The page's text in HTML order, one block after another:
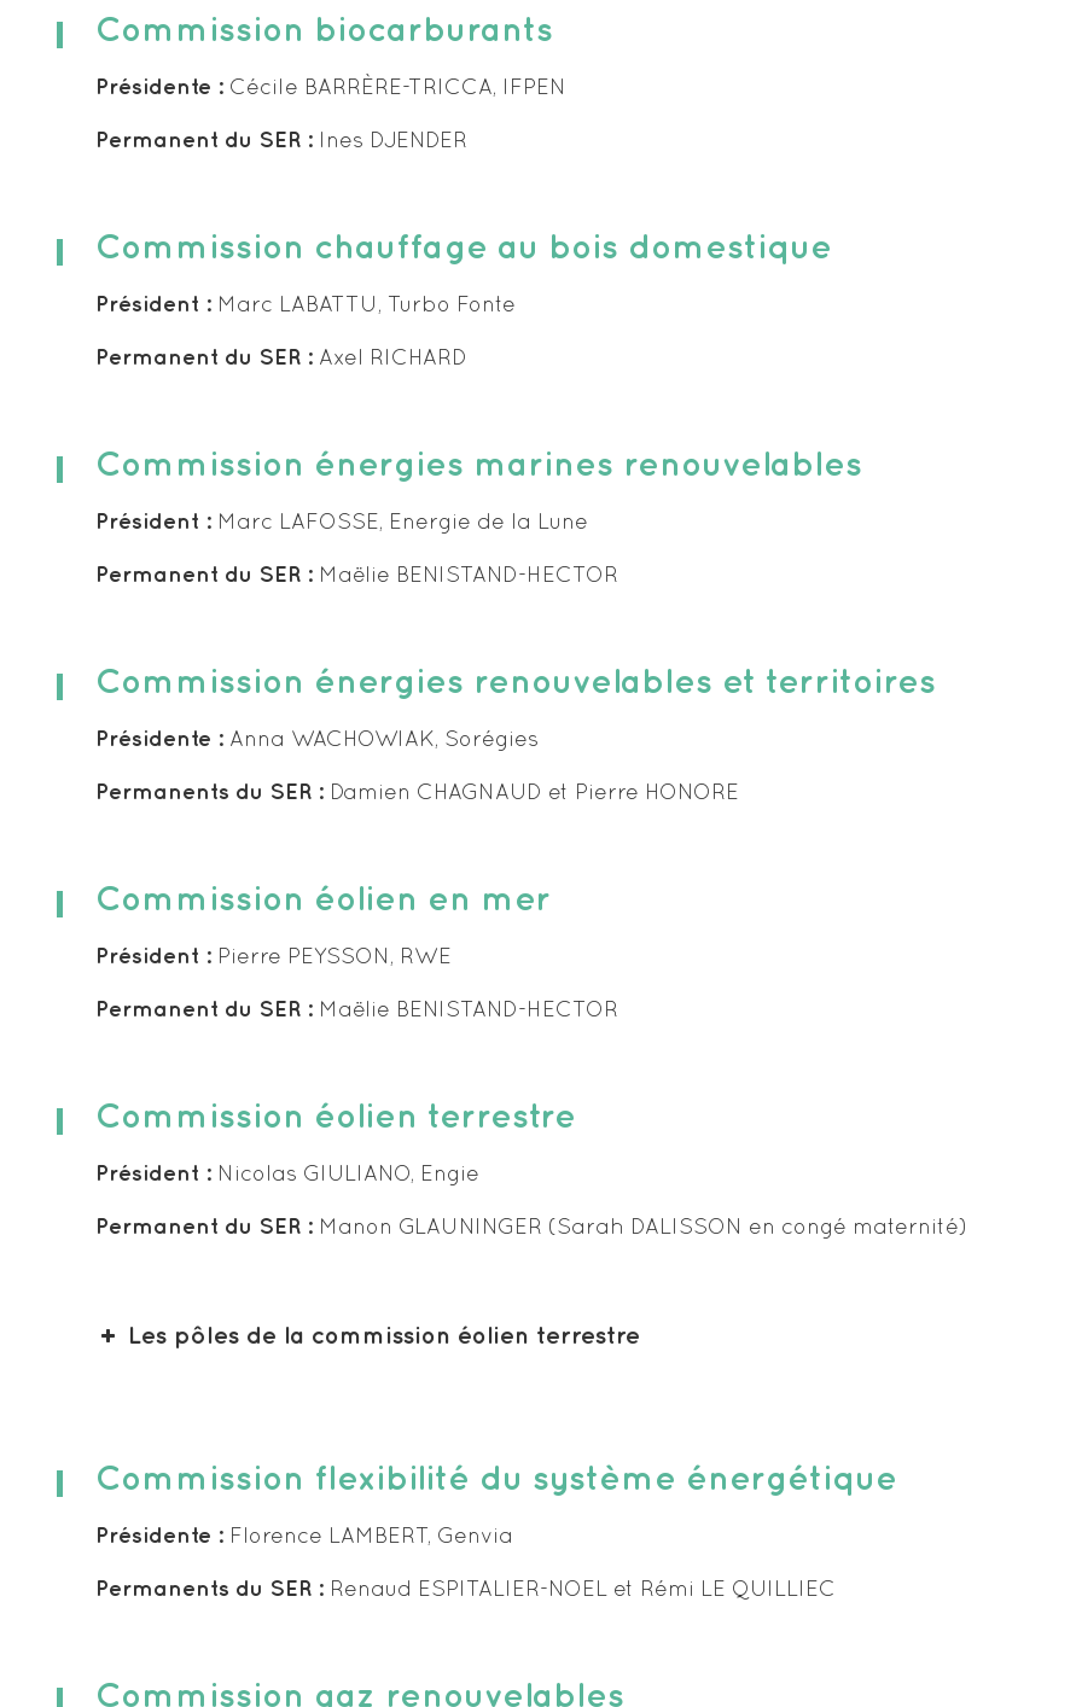
Commission biocarburants
Présidente : Cécile BARRÈRE-TRICCA, IFPEN
Permanent du SER : Ines DJENDER
Commission chauffage au bois domestique
Président : Marc LABATTU, Turbo Fonte
Permanent du SER : Axel RICHARD
Commission énergies marines renouvelables
Président : Marc LAFOSSE, Energie de la Lune
Permanent du SER : Maëlie BENISTAND-HECTOR
Commission énergies renouvelables et territoires
Présidente : Anna WACHOWIAK, Sorégies
Permanents du SER : Damien CHAGNAUD et Pierre HONORE
Commission éolien en mer
Président : Pierre PEYSSON, RWE
Permanent du SER : Maëlie BENISTAND-HECTOR
Commission éolien terrestre
Président : Nicolas GIULIANO, Engie
Permanent du SER : Manon GLAUNINGER (Sarah DALISSON en congé maternité)
Les pôles de la commission éolien terrestre
Pôle Exploitation et maintenance
Commission flexibilité du système énergétique
Présidente : Florence LAMBERT, Genvia
Permanents du SER : Renaud ESPITALIER-NOEL et Rémi LE QUILLIEC
Commission gaz renouvelables